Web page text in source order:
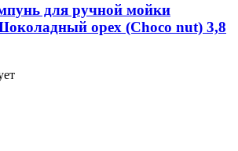
для ручной мойки
орех (Choco nut) 3,8